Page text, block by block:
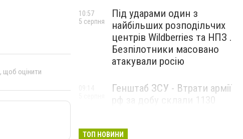
, щоб оцінити
Під ударами один з
найбільших розподільчих
центрів Wildberries та НПЗ .
Безпілотники масовано
атакували росію
10:57
5 серпня
Генштаб ЗСУ - Втрати армії
рф за добу склали 1130
ТОП НОВИНИ